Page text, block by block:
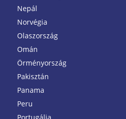
Nepál
Norvégia
Olaszország
Omán
Örményország
Pakisztán
Panama
Peru